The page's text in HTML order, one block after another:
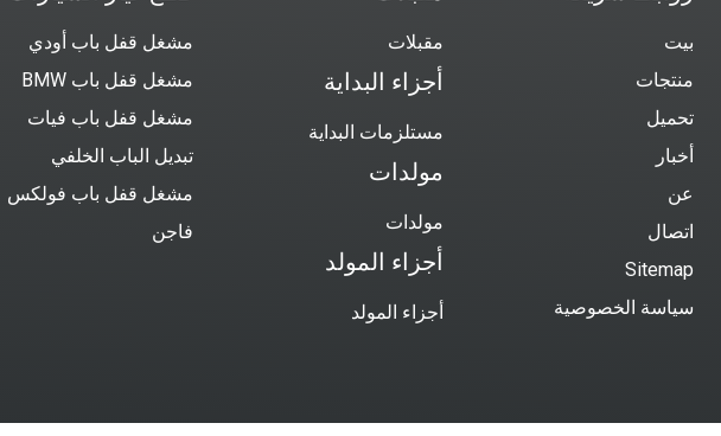
بيت
منتجات
تحميل
أخبار
عن
اتصال
Sitemap
سياسة الخصوصية
مقبلات
أجزاء البداية
مستلزمات البداية
مولدات
مولدات
أجزاء المولد
أجزاء المولد
مشغل قفل باب أودي
مشغل قفل باب BMW
مشغل قفل باب فيات
تبديل الباب الخلفي
مشغل قفل باب فولكس
فاجن